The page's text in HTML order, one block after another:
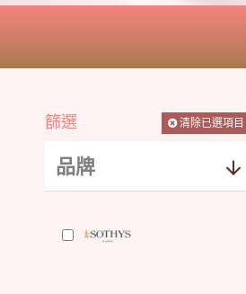
篩選 清除已選項目
品牌